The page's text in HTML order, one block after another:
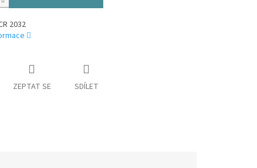
2032
ZEPTAT SE SDÍLET